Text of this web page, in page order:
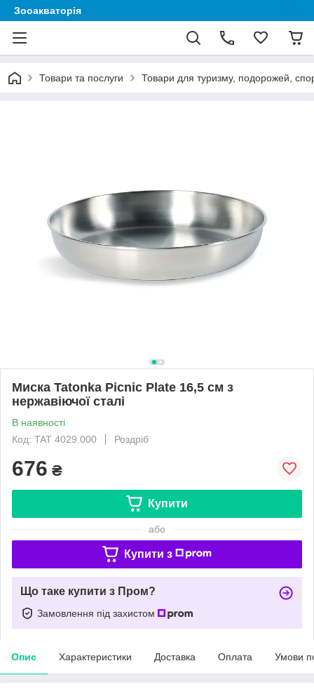
Зооакваторія
Товари та послуги Товари для туризму, подорожей,
Миска Tatonka Picnic Plate 16,5 см з
нержавіючої сталі
В наявності
Код: TAT 4029.000
Роздріб
676 ₴
Купити
або
Купити з
Що таке купити з Пром?
Замовлення під захистом
Опис Характеристики Доставка Оплата Умови